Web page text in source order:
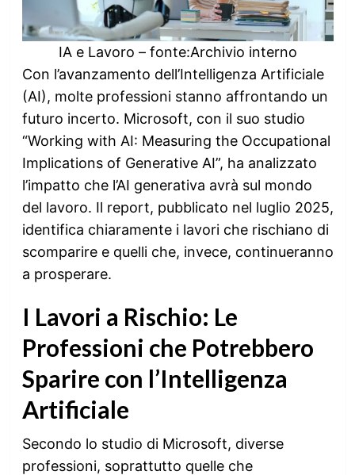
IA e Lavoro – fonte:Archivio interno
Con l’avanzamento dell’Intelligenza Artificiale
(AI), molte professioni stanno affrontando un
futuro incerto. Microsoft, con il suo studio
“Working with AI: Measuring the Occupational
Implications of Generative AI”, ha analizzato
l’impatto che l’AI generativa avrà sul mondo
del lavoro. Il report, pubblicato nel luglio 2025,
identifica chiaramente i lavori che rischiano di
scomparire e quelli che, invece, continueranno
a prosperare.
I Lavori a Rischio: Le
Professioni che Potrebbero
Sparire con l’Intelligenza
Artificiale
Secondo lo studio di Microsoft, diverse
professioni, soprattutto quelle che